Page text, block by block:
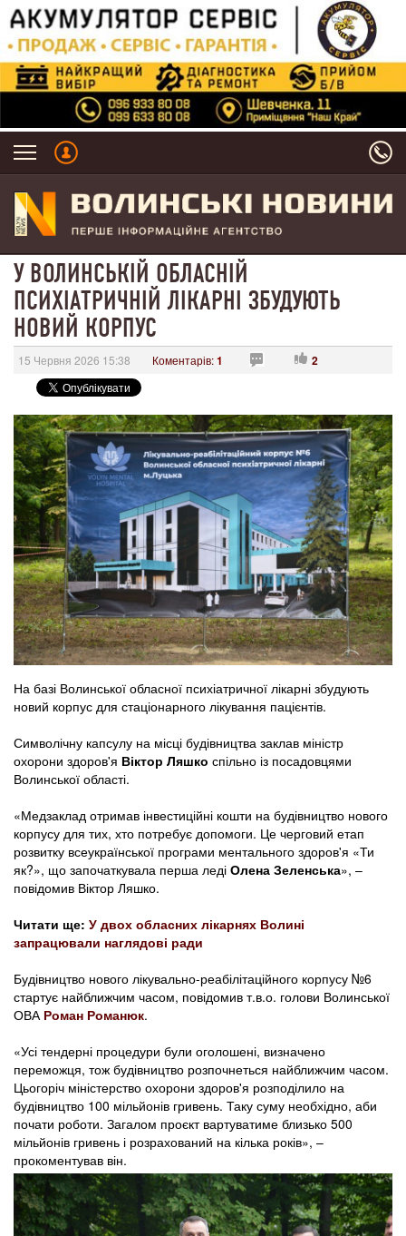
У ВОЛИНСЬКІЙ ОБЛАСНІЙ
ПСИХІАТРИЧНІЙ ЛІКАРНІ ЗБУДУЮТЬ
НОВИЙ КОРПУС
15 Червня 2026 15:38 Коментарів:1 2
На базі Волинської обласної психіатричної лікарні збудують
новий корпус для стаціонарного лікування пацієнтів.
Символічну капсулу на місці будівництва заклав міністр
охорони здоров'я Віктор Ляшко спільно із посадовцями
Волинської області.
«Медзаклад отримав інвестиційні кошти на будівництво нового
корпусу для тих, хто потребує допомоги. Це черговий етап
розвитку всеукраїнської програми ментального здоров'я «Ти
як?», що започаткувала перша леді Олена Зеленська», –
повідомив Віктор Ляшко.
Читати ще: У двох обласних лікарнях Волині
запрацювали наглядові ради
Будівництво нового лікувально-реабілітаційного корпусу №6
стартує найближчим часом, повідомив т.в.о. голови Волинської
ОВА Роман Романюк.
«Усі тендерні процедури були оголошені, визначено
переможця, тож будівництво розпочнеться найближчим часом.
Цьогоріч міністерство охорони здоров'я розподілило на
будівництво 100 мільйонів гривень. Таку суму необхідно, аби
почати роботи. Загалом проєкт вартуватиме близько 500
мільйонів гривень і розрахований на кілька років», –
прокоментував він.